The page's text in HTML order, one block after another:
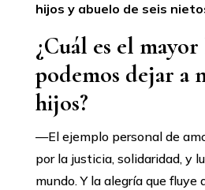
hijos y abuelo de seis
¿Cuál es el
podemos dejar a
hijos?
—El ejemplo personal de
por la justicia, solidaridad, y
mundo. Y la alegría que fluye